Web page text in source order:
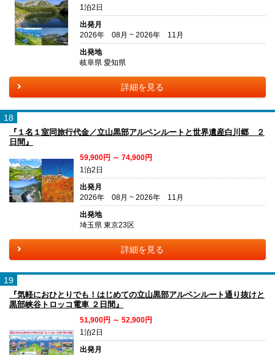
1泊2日
出発月
2026年 08月 ~ 2026年 11月
出発地
岐阜県 愛知県
詳細を見る
18
『１名１室同旅行代金／立山黒部アルペンルートと世界遺産白川郷 ２
日間』
59,900円 ～ 74,900円
1泊2日
出発月
2026年 08月 ~ 2026年 11月
出発地
埼玉県 東京23区
詳細を見る
19
『気軽におひとりでも！はじめての立山黒部アルペンルート通り抜けと
黒部峡谷トロッコ電車 ２日間』
51,900円 ～ 52,900円
1泊2日
出発月